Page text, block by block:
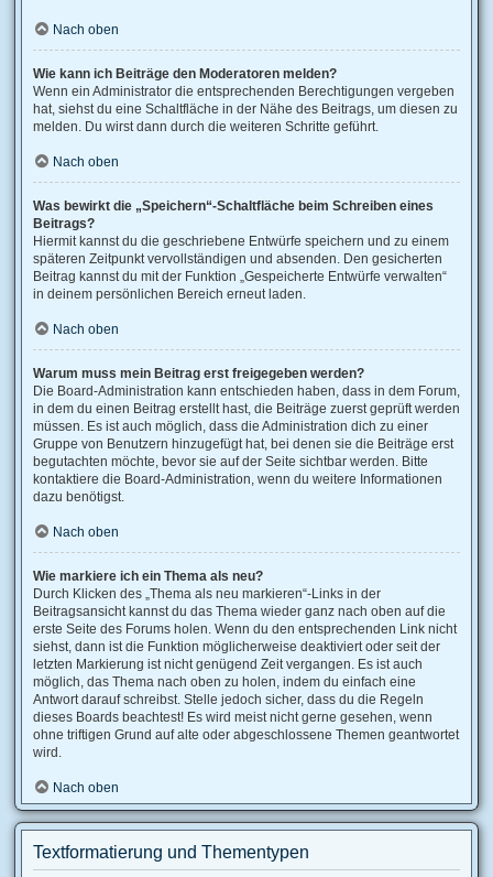
Nach oben
Wie kann ich Beiträge den Moderatoren melden?
Wenn ein Administrator die entsprechenden Berechtigungen vergeben
hat, siehst du eine Schaltfläche in der Nähe des Beitrags, um diesen zu
melden. Du wirst dann durch die weiteren Schritte geführt.
Nach oben
Was bewirkt die „Speichern“-Schaltfläche beim Schreiben eines
Beitrags?
Hiermit kannst du die geschriebene Entwürfe speichern und zu einem
späteren Zeitpunkt vervollständigen und absenden. Den gesicherten
Beitrag kannst du mit der Funktion „Gespeicherte Entwürfe verwalten“
in deinem persönlichen Bereich erneut laden.
Nach oben
Warum muss mein Beitrag erst freigegeben werden?
Die Board-Administration kann entschieden haben, dass in dem Forum,
in dem du einen Beitrag erstellt hast, die Beiträge zuerst geprüft werden
müssen. Es ist auch möglich, dass die Administration dich zu einer
Gruppe von Benutzern hinzugefügt hat, bei denen sie die Beiträge erst
begutachten möchte, bevor sie auf der Seite sichtbar werden. Bitte
kontaktiere die Board-Administration, wenn du weitere Informationen
dazu benötigst.
Nach oben
Wie markiere ich ein Thema als neu?
Durch Klicken des „Thema als neu markieren“-Links in der
Beitragsansicht kannst du das Thema wieder ganz nach oben auf die
erste Seite des Forums holen. Wenn du den entsprechenden Link nicht
siehst, dann ist die Funktion möglicherweise deaktiviert oder seit der
letzten Markierung ist nicht genügend Zeit vergangen. Es ist auch
möglich, das Thema nach oben zu holen, indem du einfach eine
Antwort darauf schreibst. Stelle jedoch sicher, dass du die Regeln
dieses Boards beachtest! Es wird meist nicht gerne gesehen, wenn
ohne triftigen Grund auf alte oder abgeschlossene Themen geantwortet
wird.
Nach oben
Textformatierung und Thementypen